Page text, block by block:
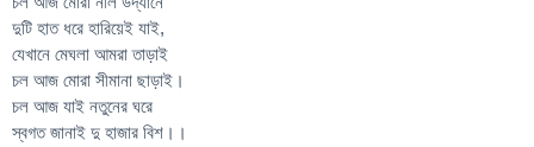
দুটি হাত ধরে হারিয়েই যাই,
যেখানে মেঘলা আমরা তাড়াই
চল আজ মোরা সীমানা ছাড়াই।
চল আজ যাই নতুনের ঘরে
স্বগত জানাই দু হাজার বিশ।।